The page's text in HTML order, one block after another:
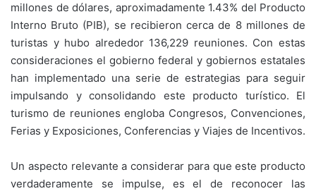
millones de dólares, aproximadamente 1.43% del Producto
Interno Bruto (PIB), se recibieron cerca de 8 millones de
turistas y hubo alrededor 136,229 reuniones. Con estas
consideraciones el gobierno federal y gobiernos estatales
han implementado una serie de estrategias para seguir
impulsando y consolidando este producto turístico. El
turismo de reuniones engloba Congresos, Convenciones,
Ferias y Exposiciones, Conferencias y Viajes de Incentivos.
Un aspecto relevante a considerar para que este producto
verdaderamente se impulse, es el de reconocer las